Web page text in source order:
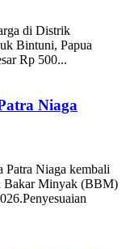
di Distrik
Bintuni, Papua
Rp 500...
Niaga
Niaga kembali
Bakar Minyak (BBM)